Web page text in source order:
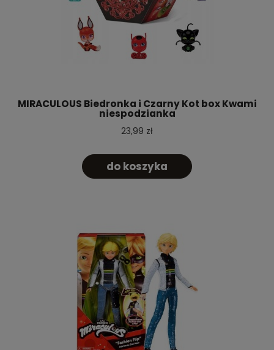
MIRACULOUS Biedronka i Czarny Kot box Kwami
niespodzianka
23,99 zł
do koszyka